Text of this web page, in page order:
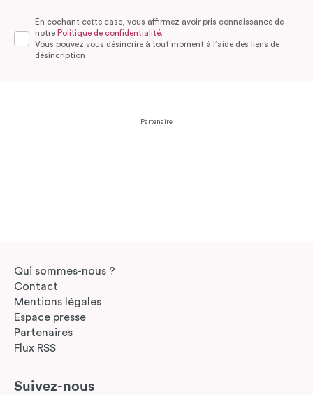
En cochant cette case, vous affirmez avoir pris connaissance de
notre Politique de confidentialité.
Vous pouvez vous désincrire à tout moment à l’aide des liens de
désincription
Partenaire
Qui sommes-nous ?
Contact
Mentions légales
Espace presse
Partenaires
Flux RSS
Suivez-nous